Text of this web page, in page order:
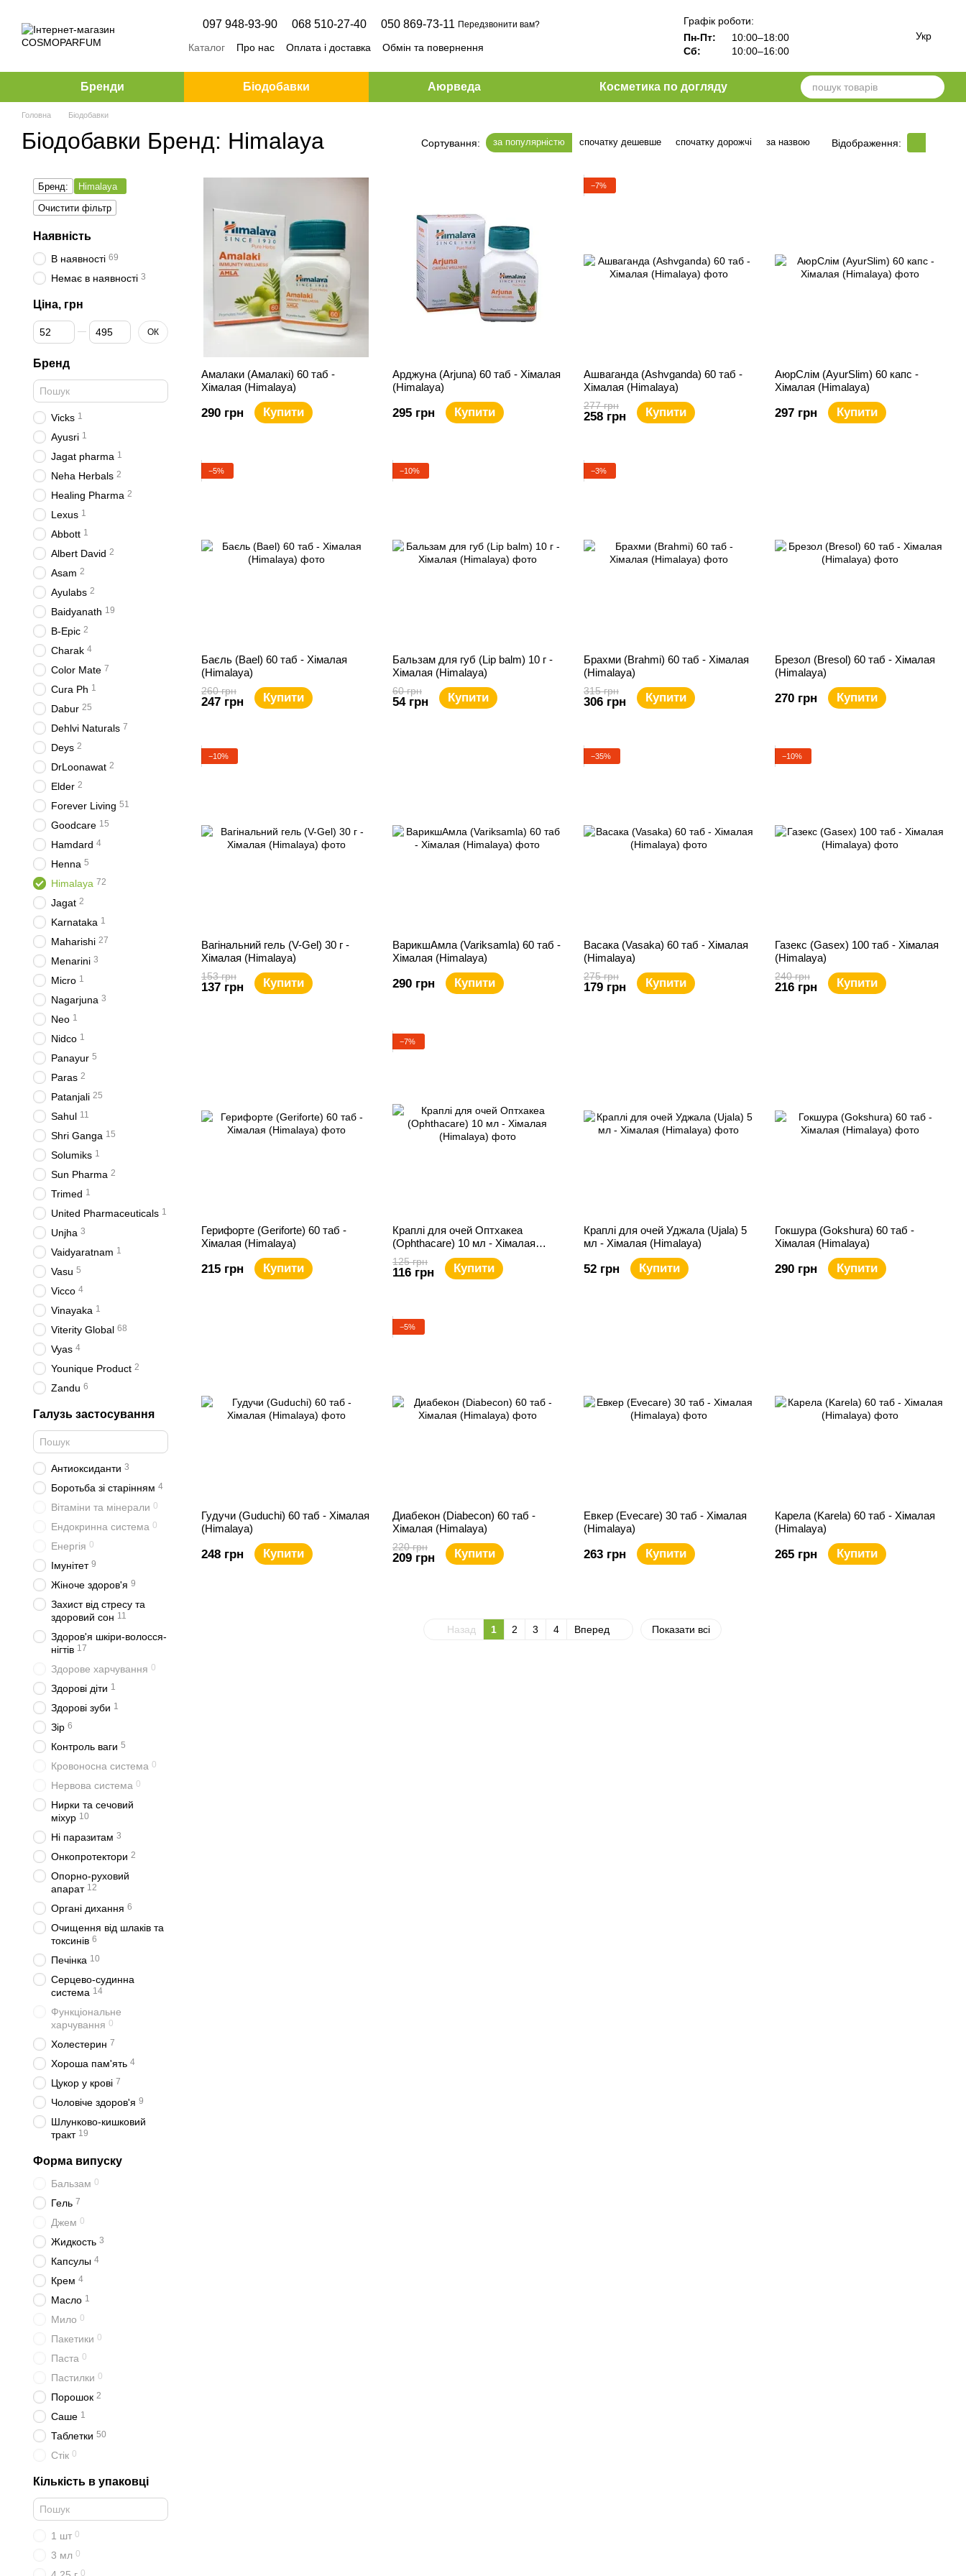
097 948-93-90 068 510-27-40 050 869-73-11 Передзвонити вам?
Каталог Про нас Оплата і доставка Обмін та повернення
Графік роботи:
Пн-Пт:
10:00–18:00
Сб:
10:00–16:00
Укр
Бренди Біодобавки Аюрведа Косметика по догляду
Головна Біодобавки
Біодобавки Бренд: Himalaya Сортування: за популярністю спочатку дешевше спочатку дорожчі за назвою Відображення:
Амалаки (Амалакі) 60 таб -
Хімалая (Himalaya)
290 грн Купити
Арджуна (Arjuna) 60 таб - Хімалая
(Himalaya)
295 грн Купити
−7%
Ашваганда (Ashvganda) 60 таб -
Хімалая (Himalaya)
277 грн
258 грн Купити
АюрСлім (AyurSlim) 60 капс -
Хімалая (Himalaya)
297 грн Купити
−5%
Баєль (Bael) 60 таб - Хімалая
(Himalaya)
260 грн
247 грн Купити
−10%
Бальзам для губ (Lip balm) 10 г -
Хімалая (Himalaya)
60 грн
54 грн Купити
−3%
Брахми (Brahmi) 60 таб - Хімалая
(Himalaya)
315 грн
306 грн Купити
Брезол (Bresol) 60 таб - Хімалая
(Himalaya)
270 грн Купити
−10%
Вагінальний гель (V-Gel) 30 г -
Хімалая (Himalaya)
153 грн
137 грн Купити
ВарикшАмла (Variksamla) 60 таб -
Хімалая (Himalaya)
290 грн Купити
−35%
Васака (Vasaka) 60 таб - Хімалая
(Himalaya)
275 грн
179 грн Купити
−10%
Газекс (Gasex) 100 таб - Хімалая
(Himalaya)
240 грн
216 грн Купити
Герифорте (Geriforte) 60 таб -
Хімалая (Himalaya)
215 грн Купити
−7%
Краплі для очей Оптхакеа
(Ophthacare) 10 мл - Хімалая
(Himalaya)
125 грн
116 грн Купити
Краплі для очей Уджала (Ujala) 5
мл - Хімалая (Himalaya)
52 грн Купити
Гокшура (Gokshura) 60 таб -
Хімалая (Himalaya)
290 грн Купити
Гудучи (Guduchi) 60 таб - Хімалая
(Himalaya)
248 грн Купити
−5%
Диабекон (Diabеcon) 60 таб -
Хімалая (Himalaya)
220 грн
209 грн Купити
Евкер (Evecare) 30 таб - Хімалая
(Himalaya)
263 грн Купити
Карела (Karela) 60 таб - Хімалая
(Himalaya)
265 грн Купити
Назад 1 2 3 4 Вперед Показати всі
Бренд:
Himalaya
Очистити фільтр
Наявність
В наявності 69
Немає в наявності 3
Ціна, грн
Від Ціна, грн
До Ціна, грн ОК
Бренд
Vicks 1
Ayusri 1
Jagat pharma 1
Neha Herbals 2
Healing Pharma 2
Lexus 1
Abbott 1
Albert David 2
Asam 2
Ayulabs 2
Baidyanath 19
B-Epic 2
Charak 4
Color Mate 7
Cura Ph 1
Dabur 25
Dehlvi Naturals 7
Deys 2
DrLoonawat 2
Elder 2
Forever Living 51
Goodcare 15
Hamdard 4
Henna 5
Himalaya 72
Jagat 2
Karnataka 1
Maharishi 27
Menarini 3
Micro 1
Nagarjuna 3
Neo 1
Nidco 1
Panayur 5
Paras 2
Patanjali 25
Sahul 11
Shri Ganga 15
Solumiks 1
Sun Pharma 2
Trimed 1
United Pharmaceuticals 1
Unjha 3
Vaidyaratnam 1
Vasu 5
Vicco 4
Vinayaka 1
Viterity Global 68
Vyas 4
Younique Product 2
Zandu 6
Галузь застосування
Антиоксиданти 3
Боротьба зі старінням 4
Вітаміни та мінерали 0
Ендокринна система 0
Енергія 0
Імунітет 9
Жіноче здоров'я 9
Захист від стресу та
здоровий сон 11
Здоров'я шкіри-волосся-
нігтів 17
Здорове харчування 0
Здорові діти 1
Здорові зуби 1
Зір 6
Контроль ваги 5
Кровоносна система 0
Нервова система 0
Нирки та сечовий
міхур 10
Ні паразитам 3
Онкопротектори 2
Опорно-руховий
апарат 12
Органі дихання 6
Очищення від шлаків та
токсинів 6
Печінка 10
Серцево-судинна
система 14
Функціональне
харчування 0
Холестерин 7
Хороша пам'ять 4
Цукор у крові 7
Чоловіче здоров'я 9
Шлунково-кишковий
тракт 19
Форма випуску
Бальзам 0
Гель 7
Джем 0
Жидкость 3
Капсулы 4
Крем 4
Масло 1
Мило 0
Пакетики 0
Паста 0
Пастилки 0
Порошок 2
Саше 1
Таблетки 50
Стік 0
Кількість в упаковці
1 шт 0
3 мл 0
0